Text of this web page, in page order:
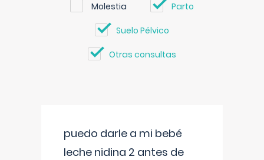
Molestia Parto
Suelo Pélvico
Otras consultas
puedo darle a mi bebé
leche nidina 2 antes de